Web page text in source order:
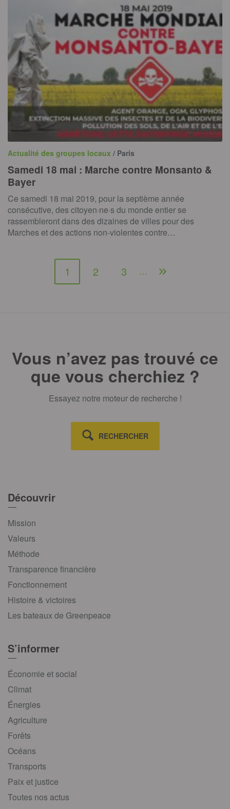
Actualité des groupes locaux / Paris
Samedi 18 mai : Marche contre Monsanto &
Bayer
Ce samedi 18 mai 2019, pour la septième année
consécutive, des citoyen·ne·s du monde entier se
rassembleront dans des dizaines de villes pour des
Marches et des actions non-violentes contre…
1 2 3 …
Vous n’avez pas trouvé ce
que vous cherchiez ?
Essayez notre moteur de recherche !
RECHERCHER
Découvrir
Mission
Valeurs
Méthode
Transparence financière
Fonctionnement
Histoire & victoires
Les bateaux de Greenpeace
S’informer
Économie et social
Climat
Énergies
Agriculture
Forêts
Océans
Transports
Paix et justice
Toutes nos actus